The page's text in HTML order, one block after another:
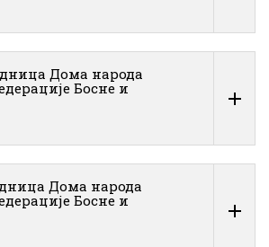
Дома народа
Босне и
Дома народа
Босне и